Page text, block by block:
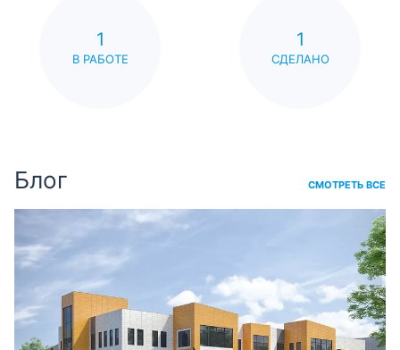
1
В РАБОТЕ
1
СДЕЛАНО
Блог СМОТРЕТЬ ВСЕ